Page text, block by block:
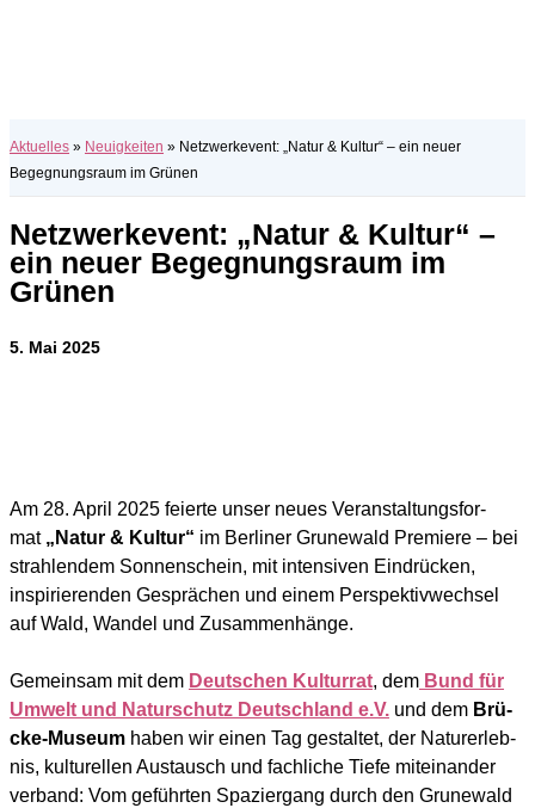
Aktuelles » Neuigkeiten » Netzwerkevent: „Natur & Kultur“ – ein neuer
Begegnungsraum im Grünen
Netzwerkevent: „Natur & Kultur“ –
ein neuer Begegnungsraum im
Grünen
5. Mai 2025
Am 28. April 2025 fei­er­te unser neu­es Ver­an­stal­tungs­for­
mat „Natur & Kul­tur“ im Ber­li­ner Gru­ne­wald Pre­mie­re – bei
strah­len­dem Son­nen­schein, mit inten­si­ven Ein­drü­cken,
inspi­rie­ren­den Gesprä­chen und einem Per­spek­tiv­wech­sel
auf Wald, Wan­del und Zusam­men­hän­ge.
Gemein­sam mit dem Deut­schen Kul­tur­rat, dem Bund für
Umwelt und Natur­schutz Deutsch­land e.V. und dem Brü­
cke-Muse­um haben wir einen Tag gestal­tet, der Natur­er­leb­
nis, kul­tu­rel­len Aus­tausch und fach­li­che Tie­fe mit­ein­an­der
ver­band: Vom geführ­ten Spa­zier­gang durch den Gru­ne­wald